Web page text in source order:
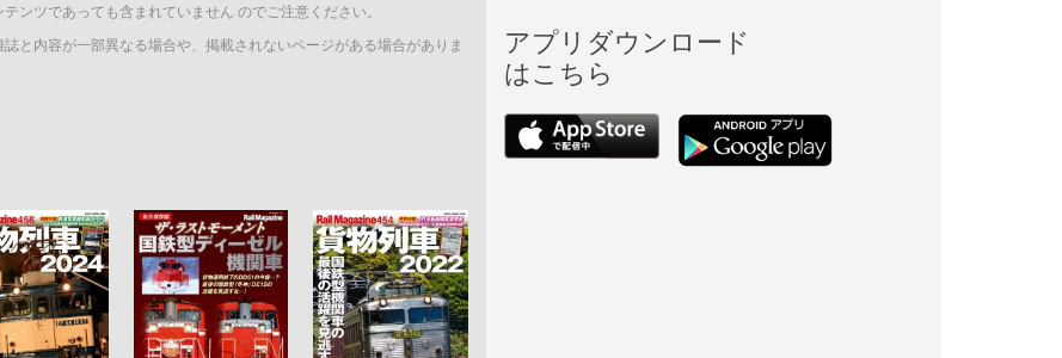
ンツであっても含まれていません のでご注意ください。
と内容が一部異なる場合や、掲載されないページがある場合がありま
アプリダウンロード
はこちら